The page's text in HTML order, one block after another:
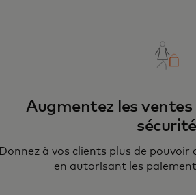
Augmentez les
sécurité
Donnez à vos clients plus de
en autorisant les